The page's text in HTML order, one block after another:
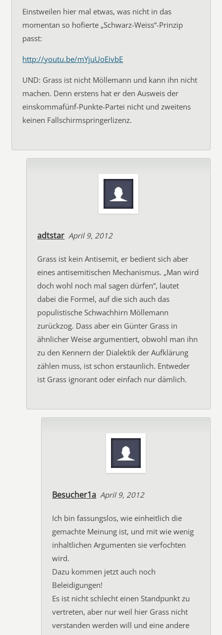
Einstweilen hier mal etwas, was nicht in das
momentan so hofierte „Schwarz-Weiss“-Prinzip
passt:
http://youtu.be/mYjuUoEivbE
UND: Grass ist nicht Möllemann und kann ihn nicht
machen. Denn erstens hat er den Ausweis der
einskommafünf-Punkte-Partei nicht und zweitens
keinen Fallschirmspringerlizenz.
adtstar April 9, 2012
Grass ist kein Antisemit, er bedient sich aber
eines antisemitischen Mechanismus. „Man wird
doch wohl noch mal sagen dürfen“, lautet
dabei die Formel, auf die sich auch das
populistische Schwachhirn Möllemann
zurückzog. Dass aber ein Günter Grass in
ähnlicher Weise argumentiert, obwohl man ihn
zu den Kennern der Dialektik der Aufklärung
zählen muss, ist schon erstaunlich. Entweder
ist Grass ignorant oder einfach nur dämlich.
Besucher1a April 9, 2012
Ich bin fassungslos, wie einheitlich die
gemachte Meinung ist, und mit wie wenig
inhaltlichen Argumenten sie verfochten
wird.
Dazu kommen jetzt auch noch
Beleidigungen!
Es ist nicht schlecht einen Standpunkt zu
vertreten, aber nur weil hier Grass nicht
verstanden werden will und eine andere